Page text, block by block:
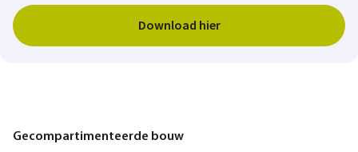
Download hier
Gecompartimenteerde bouw